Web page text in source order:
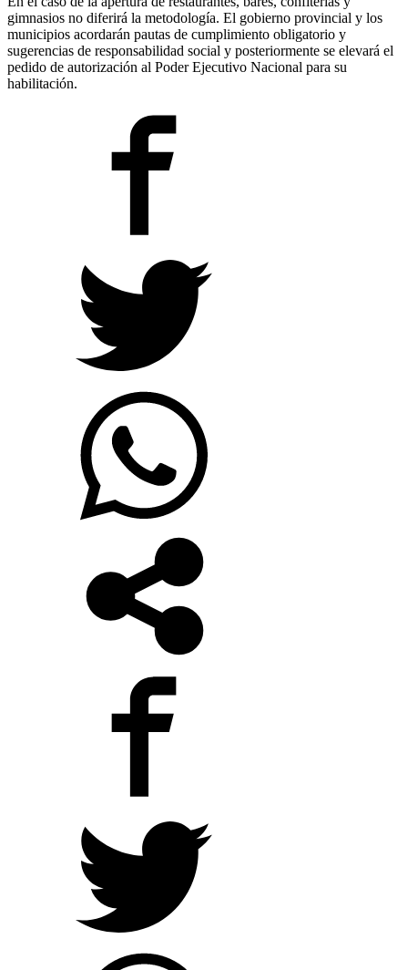
gimnasios no diferirá la metodología. El gobierno provincial y los
municipios acordarán pautas de cumplimiento obligatorio y
sugerencias de responsabilidad social y posteriormente se elevará el
pedido de autorización al Poder Ejecutivo Nacional para su
habilitación.